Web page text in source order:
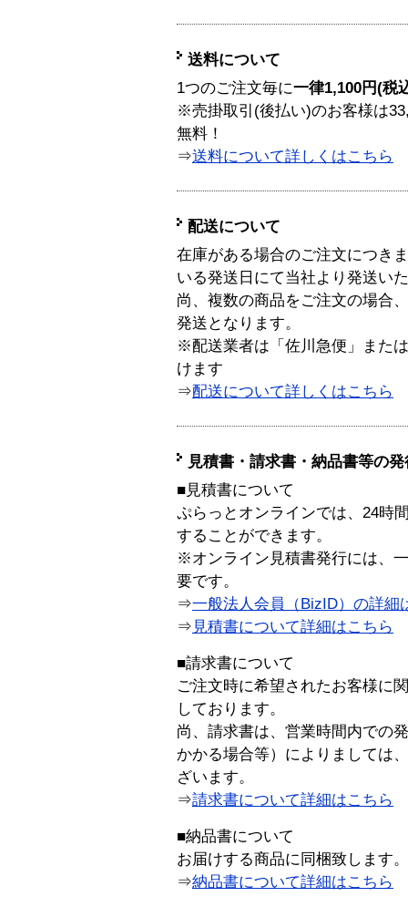
送料について
1つのご注文毎に一律1,100円(税
※売掛取引(後払い)のお客様は
無料！
⇒送料について詳しくはこちら
配送について
在庫がある場合のご注文につき
いる発送日にて当社より発送い
尚、複数の商品をご注文の場合
発送となります。
※配送業者は「佐川急便」また
けます
⇒配送について詳しくはこちら
見積書・請求書・納品書等の
■見積書について
ぷらっとオンラインでは、24時
することができます。
※オンライン見積書発行には、
要です。
⇒一般法人会員（BizID）の詳細
⇒ 見積書について詳細はこちら
■請求書について
ご注文時に希望されたお客様に
しております。
尚、請求書は、営業時間内での
かかる場合等）によりましては
ざいます。
⇒請求書について詳細はこちら
■納品書について
お届けする商品に同梱致します。
⇒納品書について詳細はこちら